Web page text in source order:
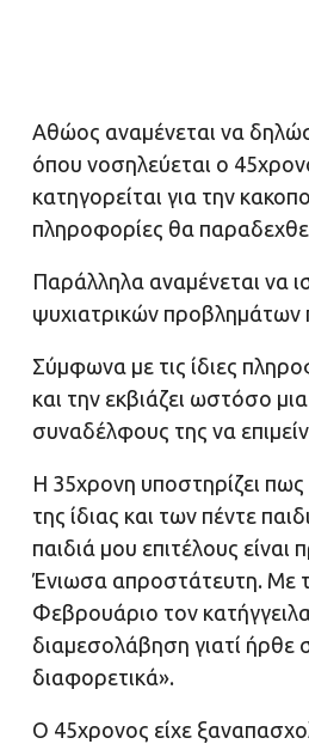
Αθώος αναμένεται να
όπου νοσηλεύεται ο
κατηγορείται για την
πληροφορίες θα
Παράλληλα αναμένεται να
ψυχιατρικών προβλημάτων
Σύμφωνα με τις ίδιες
και την εκβιάζει ωστόσο
συναδέλφους της να
Η 35χρονη υποστηρίζει
της ίδιας και των πέντε
παιδιά μου επιτέλους
Ένιωσα απροστάτευτη. Με
Φεβρουάριο τον
διαμεσολάβηση γιατί ήρθε
διαφορετικά».
Ο 45χρονος είχε